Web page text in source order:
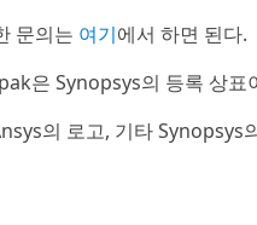
문의는 여기에서 하면 된다.
은 Synopsys의 등록 상표
의 로고, 기타 Synopsys